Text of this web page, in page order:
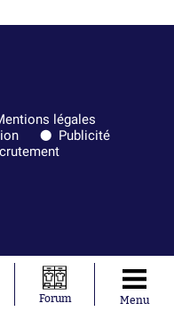
légales
Publicité
Forum Menu